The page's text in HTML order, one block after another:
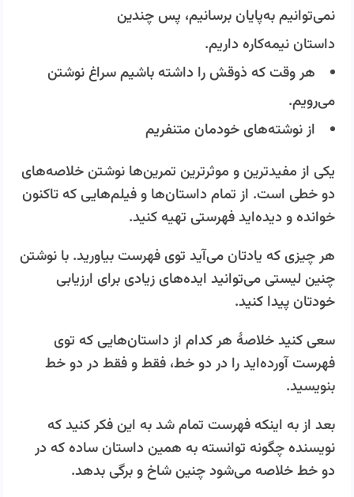
نمی‌توانیمبه‌پایانبرسانیم، پس چندین
داستاننیمه‌کاره داریم.
هر وقت که ذوقش را داشته باشیم سراغ نوشتن
می‌رویم.
از نوشته‌های خودمان متنفریم
یکی از مفیدترین و موثرترین تمرین‌ها نوشتن خلاصه‌های
دو خطی است. از تمام داستان‌ها و فیلم‌هایی که تاکنون
خوانده و دیده‌اید فهرستی تهیه کنید.
هر چیزی که یادتان می‌آید توی فهرست بیاورید. با نوشتن
چنین لیستی می‌توانید ایده‌های زیادی برای ارزیابی
خودتان پیدا کنید.
سعی کنید خلاصۀ هر کدام از داستان‌هایی که توی
فهرست آورده‌اید را در دو خط، فقط و فقط در دو خط
بنویسید.
بعد از به اینکه فهرست تمام شد به این فکر کنید که
نویسنده چگونه توانسته به همین داستان ساده که در
دو خط خلاصه می‌شود چنین شاخ و برگی بدهد.